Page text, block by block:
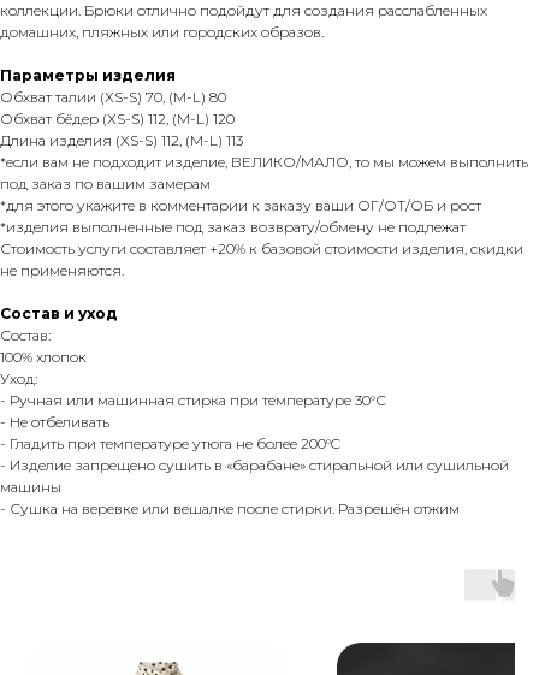
коллекции. Брюки отлично подойдут для создания расслабленных
домашних, пляжных или городских образов.
Параметры изделия
Обхват талии (XS-S) 70, (M-L) 80
Обхват бёдер (XS-S) 112, (M-L) 120
Длина изделия (XS-S) 112, (M-L) 113
*если вам не подходит изделие, ВЕЛИКО/МАЛО, то мы можем выполнить
под заказ по вашим замерам
*для этого укажите в комментарии к заказу ваши ОГ/ОТ/ОБ и рост
*изделия выполненные под заказ возврату/обмену не подлежат
Стоимость услуги составляет +20% к базовой стоимости изделия, скидки
не применяются.
Состав и уход
Состав:
100% хлопок
Уход:
- Ручная или машинная стирка при температуре 30°С
- Не отбеливать
- Гладить при температуре утюга не более 200°C
- Изделие запрещено сушить в «барабане» стиральной или сушильной
машины
- Сушка на веревке или вешалке после стирки. Разрешён отжим